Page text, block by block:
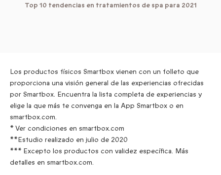
Top 10 tendencias en tratamientos de spa para 2021
Los productos físicos Smartbox vienen con un folleto que
proporciona una visión general de las experiencias ofrecidas
por Smartbox. Encuentra la lista completa de experiencias y
elige la que más te convenga en la App Smartbox o en
smartbox.com.
* Ver condiciones en smartbox.com
**Estudio realizado en julio de 2020
*** Excepto los productos con validez específica. Más
detalles en smartbox.com.